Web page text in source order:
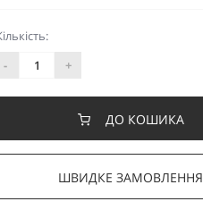
-
+
ДО КОШИКА
ШВИДКЕ ЗАМОВЛЕННЯ